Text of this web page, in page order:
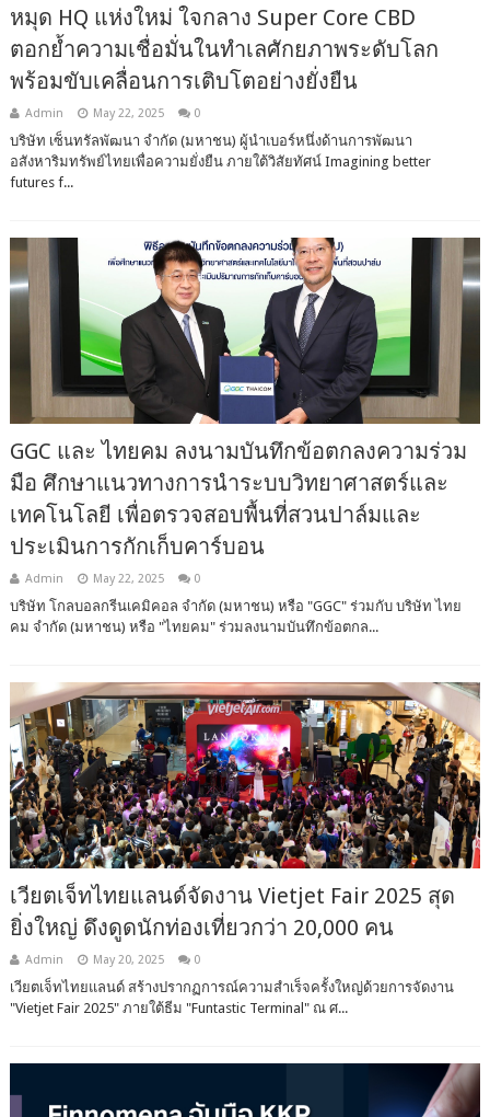
หมุด HQ แห่งใหม่ ใจกลาง Super Core CBD
ตอกย้ำความเชื่อมั่นในทำเลศักยภาพระดับโลก
พร้อมขับเคลื่อนการเติบโตอย่างยั่งยืน
Admin May 22, 2025 0
บริษัท เซ็นทรัลพัฒนา จำกัด (มหาชน) ผู้นำเบอร์หนึ่งด้านการพัฒนา
อสังหาริมทรัพย์ไทยเพื่อความยั่งยืน ภายใต้วิสัยทัศน์ Imagining better
futures f...
GGC และ ไทยคม ลงนามบันทึกข้อตกลงความร่วม
มือ ศึกษาแนวทางการนำระบบวิทยาศาสตร์และ
เทคโนโลยี เพื่อตรวจสอบพื้นที่สวนปาล์มและ
ประเมินการกักเก็บคาร์บอน
Admin May 22, 2025 0
บริษัท โกลบอลกรีนเคมิคอล จำกัด (มหาชน) หรือ "GGC" ร่วมกับ บริษัท ไทย
คม จำกัด (มหาชน) หรือ "ไทยคม" ร่วมลงนามบันทึกข้อตกล...
เวียตเจ็ทไทยแลนด์จัดงาน Vietjet Fair 2025 สุด
ยิ่งใหญ่ ดึงดูดนักท่องเที่ยวกว่า 20,000 คน
Admin May 20, 2025 0
เวียตเจ็ทไทยแลนด์ สร้างปรากฏการณ์ความสำเร็จครั้งใหญ่ด้วยการจัดงาน
"Vietjet Fair 2025" ภายใต้ธีม "Funtastic Terminal" ณ ศ...